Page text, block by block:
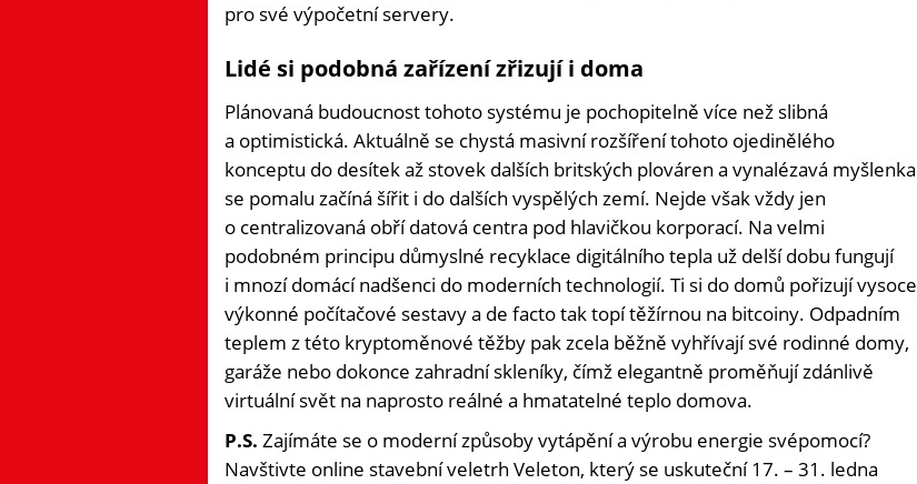
pro své výpočetní servery.
Lidé si podobná zařízení zřizují i doma
Plánovaná budoucnost tohoto systému je pochopitelně více než slibná
a optimistická. Aktuálně se chystá masivní rozšíření tohoto ojedinělého
konceptu do desítek až stovek dalších britských plováren a vynalézavá myšlenka
se pomalu začíná šířit i do dalších vyspělých zemí. Nejde však vždy jen
o centralizovaná obří datová centra pod hlavičkou korporací. Na velmi
podobném principu důmyslné recyklace digitálního tepla už delší dobu fungují
i mnozí domácí nadšenci do moderních technologií. Ti si do domů pořizují vysoce
výkonné počítačové sestavy a de facto tak topí těžírnou na bitcoiny. Odpadním
teplem z této kryptoměnové těžby pak zcela běžně vyhřívají své rodinné domy,
garáže nebo dokonce zahradní skleníky, čímž elegantně proměňují zdánlivě
virtuální svět na naprosto reálné a hmatatelné teplo domova.
P.S. Zajímáte se o moderní způsoby vytápění a výrobu energie svépomocí?
Navštivte online stavební veletrh Veleton, který se uskuteční 17. – 31. ledna